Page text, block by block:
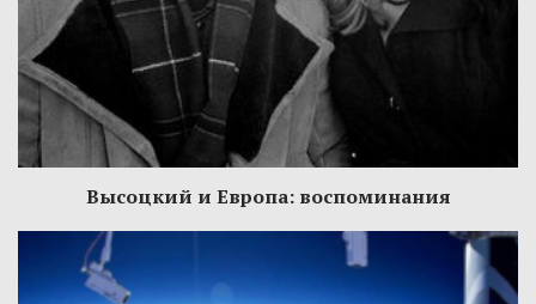
Высоцкий и Европа: воспоминания